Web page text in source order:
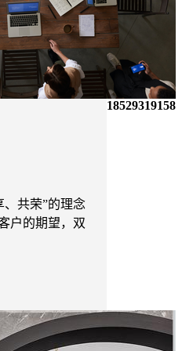
、共荣”的理念
户的期望，双
18529319158